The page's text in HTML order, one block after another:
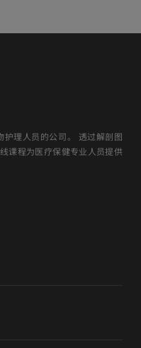
护理人员的公司。 透过解剖图
课程为医疗保健专业人员提供